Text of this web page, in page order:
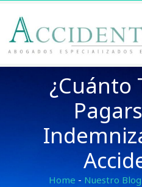
contenido
¿Cuánto
Home - Nuestro Blog